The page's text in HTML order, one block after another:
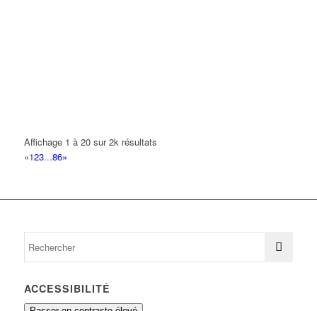
Affichage 1 à 20 sur 2k résultats
«123...86»
ACCESSIBILITÉ